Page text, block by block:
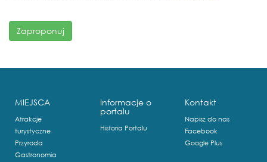
MIEJSCA
Atrakcje
turystyczne
Przyroda
Gastronomia
Informacje o
portalu
Historia Portalu
Kontakt
Napisz do nas
Facebook
Google Plus